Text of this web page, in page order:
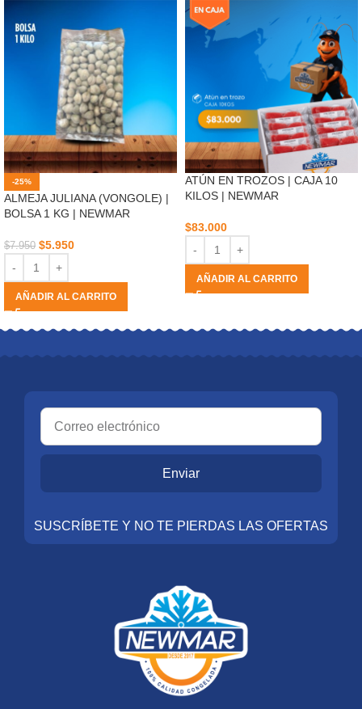
-25%
ALMEJA JULIANA (VONGOLE) |
BOLSA 1 KG | NEWMAR
$7.950 $5.950
AÑADIR AL CARRITO
ATÚN EN TROZOS | CAJA 10
KILOS | NEWMAR
$83.000
AÑADIR AL CARRITO
Enviar
SUSCRÍBETE Y NO TE PIERDAS LAS OFERTAS